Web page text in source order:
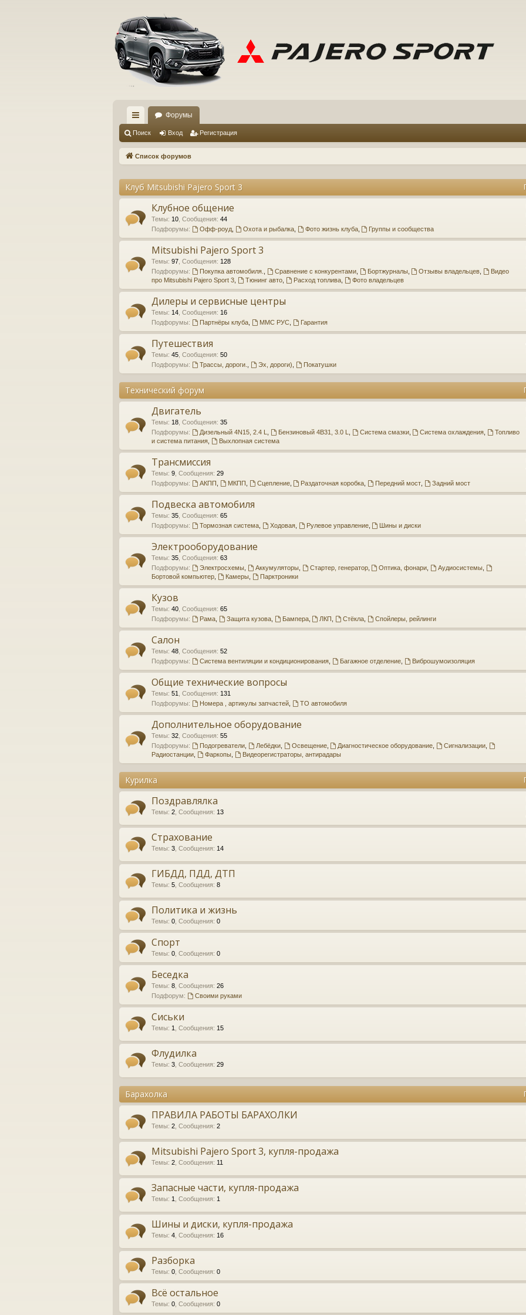
с
ы
и
Форумы
Поиск Вход Регистрация
Список форумов
Клуб Mitsubishi Pajero Sport 3
Клубное общение
Темы: 10 Сообщения: 44
Подфорумы:
Офф-роуд, Охота и рыбалка, Фото жизнь клуба, Группы и сообщества
Mitsubishi Pajero Sport 3
Темы: 97 Сообщения: 128
Подфорумы:
Покупка автомобиля. Сравнение с конкурентами, Бортжурналы, Отзывы владельцев
Видео
про Mitsubishi Pajero Sport 3
Тюнинг авто, Расход топлива, Фото владельцев
Дилеры и сервисные центры
Темы: 14 Сообщения: 16
Подфорумы:
Партнёры клуба, ММС РУС, Гарантия
Путешествия
Темы: 45 Сообщения: 50
Подфорумы:
Трассы, дороги. Эх, дороги) Покатушки
Технический форум
Двигатель
Темы: 18 Сообщения: 35
Подфорумы:
Дизельный 4N15, 2.4 L Бензиновый 4B31, 3.0 L Система смазки, Система охлаждения
Топливо
и система питания
Выхлопная система
Трансмиссия
Темы: 9 Сообщения: 29
Подфорумы:
АКПП МКПП Сцепление, Раздаточная коробка Передний мост Задний мост
Подвеска автомобиля
Темы: 35 Сообщения: 65
Подфорумы:
Тормозная система, Ходовая, Рулевое управление, Шины и диски
Электрооборудование
Темы: 35 Сообщения: 63
Подфорумы:
Электросхемы, Аккумуляторы, Стартер, генератор, Оптика, фонари Аудиосистемы
Бортовой компьютер
Камеры, Парктроники
Кузов
Темы: 40 Сообщения: 65
Подфорумы:
Рама, Защита кузова, Бампера, ЛКП Стёкла Спойлеры, рейлинги
Салон
Темы: 48 Сообщения: 52
Подфорумы:
Система вентиляции и кондиционирования, Багажное отделение, Виброшумоизоляция
Общие технические вопросы
Темы: 51 Сообщения: 131
Подфорумы:
Номера , артикулы запчастей, ТО автомобиля
Дополнительное оборудование
Темы: 32 Сообщения: 55
Подфорумы:
Подогреватели, Лебёдки, Освещение, Диагностическое оборудование Сигнализации
Радиостанции
Фаркопы, Видеорегистраторы, антирадары
Курилка
Поздравлялка
Темы: 2 Сообщения: 13
Страхование
Темы: 3 Сообщения: 14
ГИБДД, ПДД, ДТП
Темы: 5 Сообщения: 8
Политика и жизнь
Темы: 0 Сообщения: 0
Спорт
Темы: 0 Сообщения: 0
Беседка
Темы: 8 Сообщения: 26
Подфорум:
Своими руками
Сиськи
Темы: 1 Сообщения: 15
Флудилка
Темы: 3 Сообщения: 29
Барахолка
ПРАВИЛА РАБОТЫ БАРАХОЛКИ
Темы: 2 Сообщения: 2
Mitsubishi Pajero Sport 3, купля-продажа
Темы: 2 Сообщения: 11
Запасные части, купля-продажа
Темы: 1 Сообщения: 1
Шины и диски, купля-продажа
Темы: 4 Сообщения: 16
Разборка
Темы: 0 Сообщения: 0
Всё остальное
Темы: 0 Сообщения: 0